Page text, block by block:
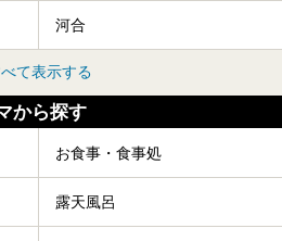
河合
て表示する
から探す
お食事・食事処
露天風呂